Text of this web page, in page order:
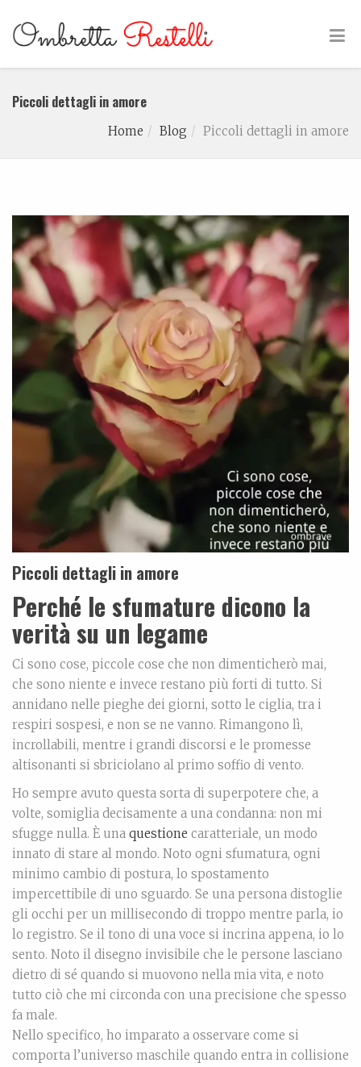
Piccoli dettagli in amore
Home Blog Piccoli dettagli in amore
Piccoli dettagli in amore
Perché le sfumature dicono la
verità su un legame
Ci sono cose, piccole cose che non dimenticherò mai,
che sono niente e invece restano più forti di tutto. Si
annidano nelle pieghe dei giorni, sotto le ciglia, tra i
respiri sospesi, e non se ne vanno. Rimangono lì,
incrollabili, mentre i grandi discorsi e le promesse
altisonanti si sbriciolano al primo soffio di vento.
Ho sempre avuto questa sorta di superpotere che, a
volte, somiglia decisamente a una condanna: non mi
sfugge nulla. È una questione caratteriale, un modo
innato di stare al mondo. Noto ogni sfumatura, ogni
minimo cambio di postura, lo spostamento
impercettibile di uno sguardo. Se una persona distoglie
gli occhi per un millisecondo di troppo mentre parla, io
lo registro. Se il tono di una voce si incrina appena, io lo
sento. Noto il disegno invisibile che le persone lasciano
dietro di sé quando si muovono nella mia vita, e noto
tutto ciò che mi circonda con una precisione che spesso
fa male.
Nello specifico, ho imparato a osservare come si
comporta l’universo maschile quando entra in collisione